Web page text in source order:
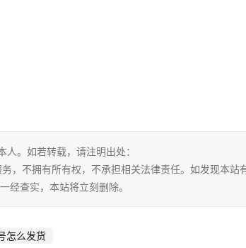
。如若转载，请注明出处：
不拥有所有权，不承担相关法律责任。如发现本站
查实，本站将立刻删除。
怎么发货